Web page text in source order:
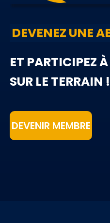
DEVENEZ UNE
ET PARTICIPEZ
SUR LE TERRAIN !
DEVENIR MEMBRE